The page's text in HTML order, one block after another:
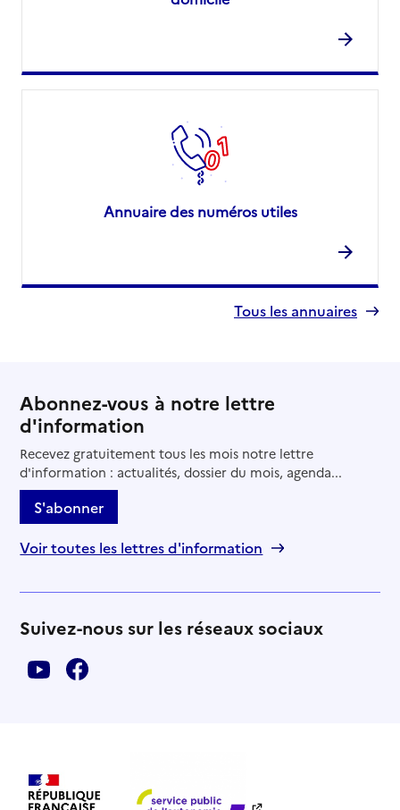
Annuaire des numéros utiles
Tous les annuaires
Abonnez-vous à notre lettre
d'information
Recevez gratuitement tous les mois notre lettre
d'information : actualités, dossier du mois, agenda...
S'abonner
Voir toutes les lettres d'information
Suivez-nous sur les réseaux sociaux